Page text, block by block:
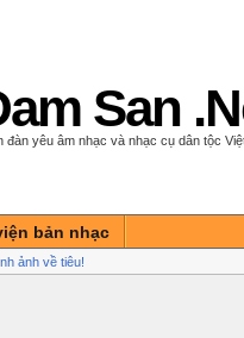
San
đàn yêu âm nhạc và nhạc cụ dân tộc
bản nhạc
ảnh về tiêu!